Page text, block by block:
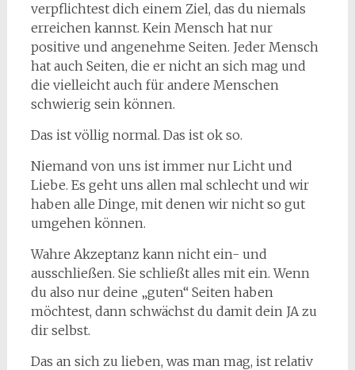
verpflichtest dich einem Ziel, das du niemals
erreichen kannst. Kein Mensch hat nur
positive und angenehme Seiten. Jeder Mensch
hat auch Seiten, die er nicht an sich mag und
die vielleicht auch für andere Menschen
schwierig sein können.
Das ist völlig normal. Das ist ok so.
Niemand von uns ist immer nur Licht und
Liebe. Es geht uns allen mal schlecht und wir
haben alle Dinge, mit denen wir nicht so gut
umgehen können.
Wahre Akzeptanz kann nicht ein- und
ausschließen. Sie schließt alles mit ein. Wenn
du also nur deine „guten“ Seiten haben
möchtest, dann schwächst du damit dein JA zu
dir selbst.
Das an sich zu lieben, was man mag, ist relativ